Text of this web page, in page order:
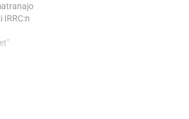
IRRC:n